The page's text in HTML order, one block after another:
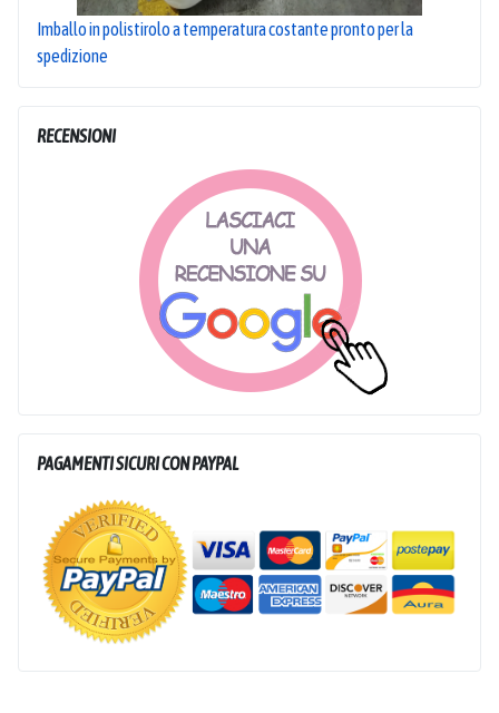
Imballo in polistirolo a temperatura costante pronto per la
spedizione
RECENSIONI
PAGAMENTI SICURI CON PAYPAL